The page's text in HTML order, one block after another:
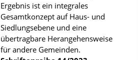
l
i
k
a
Ergebnis ist ein integrales
Gesamtkonzept auf Haus- und
Siedlungsebene und eine
übertragbare Herangehensweise
für andere Gemeinden.